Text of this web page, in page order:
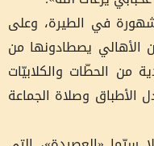
في الطيرة، وعلى
الأهالي يصطادونها من
من الحطّات والكلابيّات
الأطباق وصلاة الجماعة